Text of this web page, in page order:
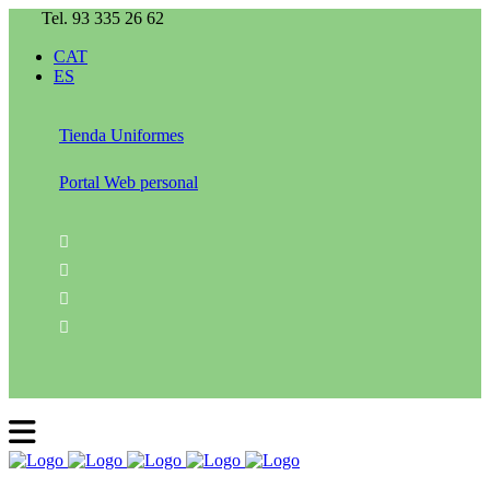
Tel. 93 335 26 62
CAT
ES
Tienda Uniformes
Portal Web personal